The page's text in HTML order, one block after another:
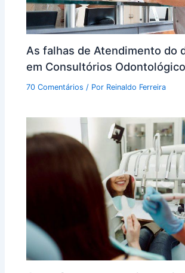
As falhas de Atendimento do
em Consultórios
70 Comentários / Por Reinaldo Ferreira